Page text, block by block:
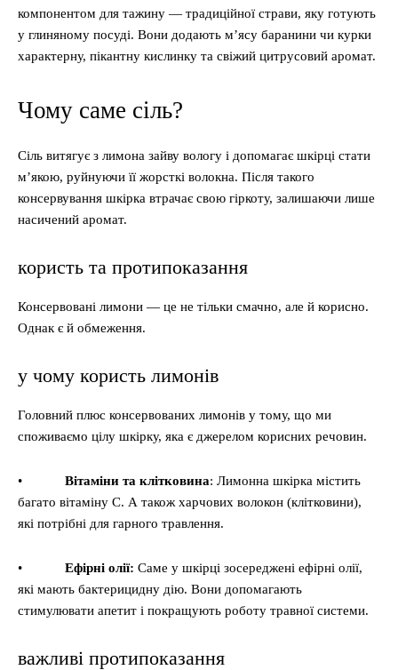
компонентом для тажину — традиційної страви, яку готують
у глиняному посуді. Вони додають м’ясу баранини чи курки
характерну, пікантну кислинку та свіжий цитрусовий аромат.
Чому саме сіль?
Сіль витягує з лимона зайву вологу і допомагає шкірці стати
м’якою, руйнуючи її жорсткі волокна. Після такого
консервування шкірка втрачає свою гіркоту, залишаючи лише
насичений аромат.
користь та протипоказання
Консервовані лимони — це не тільки смачно, але й корисно.
Однак є й обмеження.
у чому користь лимонів
Головний плюс консервованих лимонів у тому, що ми
споживаємо цілу шкірку, яка є джерелом корисних речовин.
• Вітаміни та клітковина: Лимонна шкірка містить
багато вітаміну С. А також харчових волокон (клітковини),
які потрібні для гарного травлення.
• Ефірні олії: Саме у шкірці зосереджені ефірні олії,
які мають бактерицидну дію. Вони допомагають
стимулювати апетит і покращують роботу травної системи.
важливі протипоказання